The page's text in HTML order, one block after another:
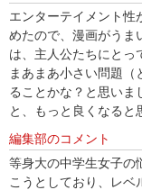
エンターテイメント性
めたので、漫画がうま
は、主人公たちにとっ
まあまあ小さい問題
ることかな？と思いま
と、もっと良くなると
編集部のコメント
等身大の中学生女子の
こうとしており、レベ